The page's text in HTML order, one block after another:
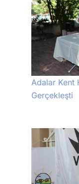
Adalar Kent
Gerçekleşti